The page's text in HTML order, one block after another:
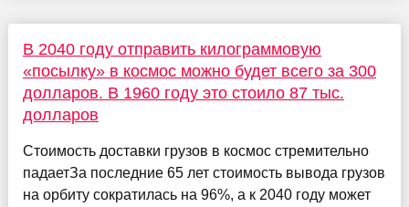
В 2040 году отправить килограммовую
«посылку» в космос можно будет всего за 300
долларов. В 1960 году это стоило 87 тыс.
долларов
Стоимость доставки грузов в космос стремительно
падаетЗа последние 65 лет стоимость вывода грузов
на орбиту сократилась на 96%, а к 2040 году может